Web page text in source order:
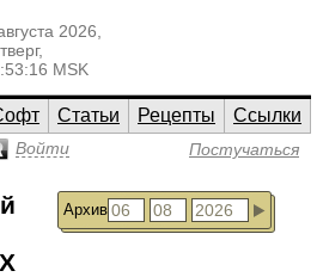
2026,
MSK
Статьи Рецепты
Ссылки
Войти Постучаться
Архив